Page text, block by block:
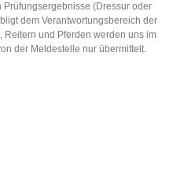
(Dressur oder
dem Verantwortungsbereich der
Reitern und Pferden werden uns im
der Meldestelle nur übermittelt.